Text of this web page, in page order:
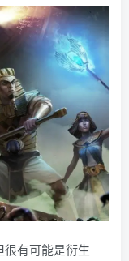
很有可能是衍生